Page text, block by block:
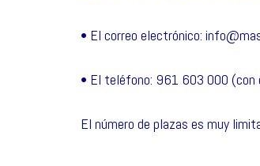
• El correo electrónico:
• El teléfono: 961 603 000 (con
El número de plazas es muy